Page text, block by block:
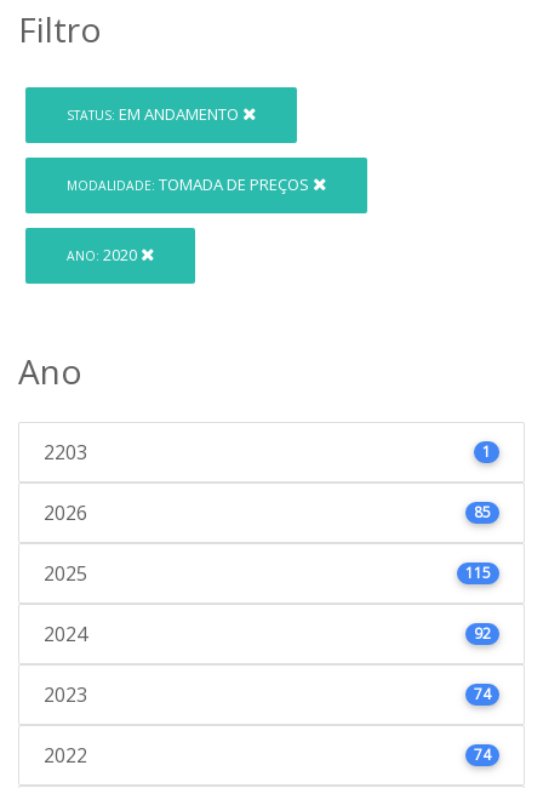
Filtro
STATUS: EM ANDAMENTO
MODALIDADE: TOMADA DE PREÇOS
ANO: 2020
Ano
2203 1
2026 85
2025 115
2024 92
2023 74
2022 74